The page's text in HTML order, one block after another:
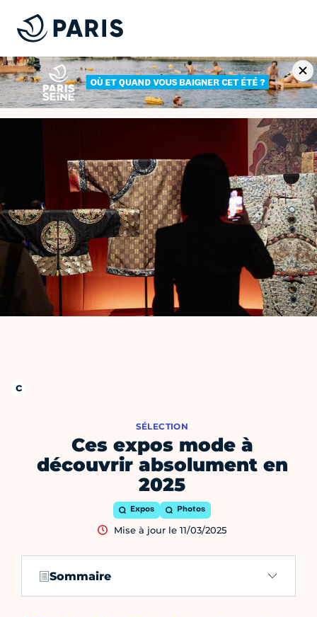
Ces expos mode à
découvrir absolument en
2025
SÉLECTION
Expos Photos
Mise à jour le 11/03/2025
Sommaire